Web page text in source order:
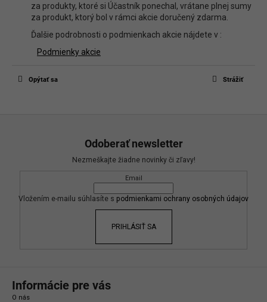
za produkty, ktoré si Účastník ponechal, vrátane plnej sumy
za produkt, ktorý bol v rámci akcie doručený zdarma.
Ďalšie podrobnosti o podmienkach akcie nájdete v :
Podmienky akcie
Opýtať sa Strážiť
Odoberať newsletter
Nezmeškajte žiadne novinky či zľavy!
Email
Vložením e-mailu súhlasíte s podmienkami ochrany osobných údajov
PRIHLÁSIŤ SA
Informácie pre vás
O nás